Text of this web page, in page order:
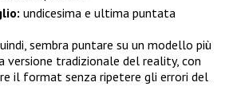
undicesima e ultima puntata
sembra puntare su un modello più
versione tradizionale del reality, con
il format senza ripetere gli errori del